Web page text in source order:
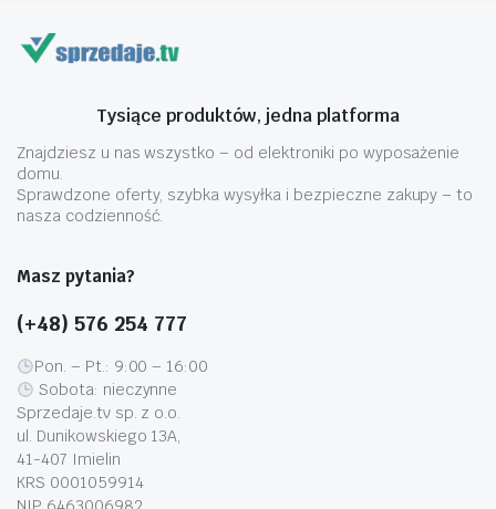
Tysiące produktów, jedna platforma
Znajdziesz u nas wszystko – od elektroniki po wyposażenie
domu.
Sprawdzone oferty, szybka wysyłka i bezpieczne zakupy – to
nasza codzienność.
Masz pytania?
(+48) 576 254 777
Pon. – Pt.: 9:00 – 16:00
Sobota: nieczynne
Sprzedaje.tv sp. z o.o.
ul. Dunikowskiego 13A,
41-407 Imielin
KRS 0001059914